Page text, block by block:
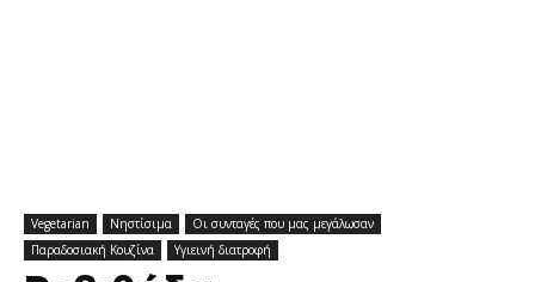
Vegetarian Νηστίσιμα
Οι συνταγές που μας μεγάλωσαν
Παραδοσιακή Κουζίνα
Υγιεινή διατροφή